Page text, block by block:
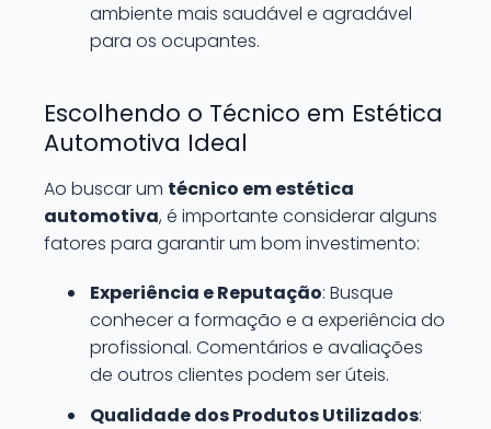
ambiente mais saudável e agradável
para os ocupantes.
Escolhendo o Técnico em Estética
Automotiva Ideal
Ao buscar um técnico em estética
automotiva, é importante considerar alguns
fatores para garantir um bom investimento:
Experiência e Reputação: Busque
conhecer a formação e a experiência do
profissional. Comentários e avaliações
de outros clientes podem ser úteis.
Qualidade dos Produtos Utilizados: